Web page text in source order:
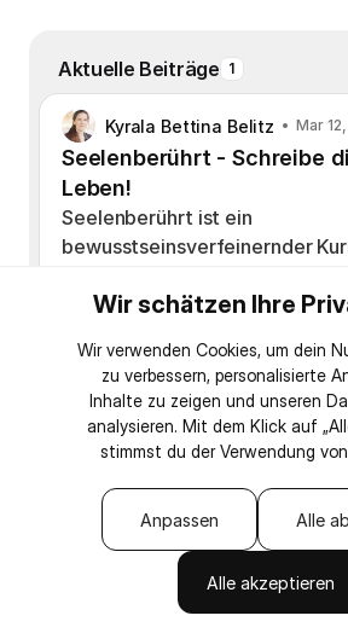
Aktuelle Beiträge 1
Kyrala Bettina Belitz Mar
Seelenberührt - Schreibe
Leben!
Seelenberührt ist ein
bewusstseinsverfeinernder
schreiben oder vergangene
bringen wollen.
Du verfeinerst deine
unterschiedlichen Facetten
Worte für das, was in dir
möchte - ob in einem Buch,
oder in deinem Liebesleben.
Wir schätzen Ihre
Wir verwenden Cookies, um dein
zu verbessern, personalisierte
Inhalte zu zeigen und unseren
analysieren. Mit dem Klick auf
stimmst du der Verwendung
Anpassen Alle
Alle akzeptieren